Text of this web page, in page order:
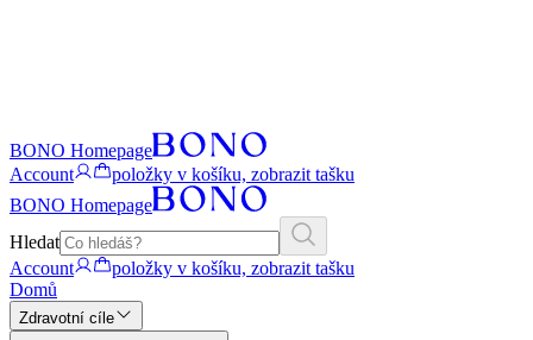
BONO Homepage
Account
položky v košíku, zobrazit tašku
BONO Homepage
Hledat
Account
položky v košíku, zobrazit tašku
Domů
Zdravotní cíle